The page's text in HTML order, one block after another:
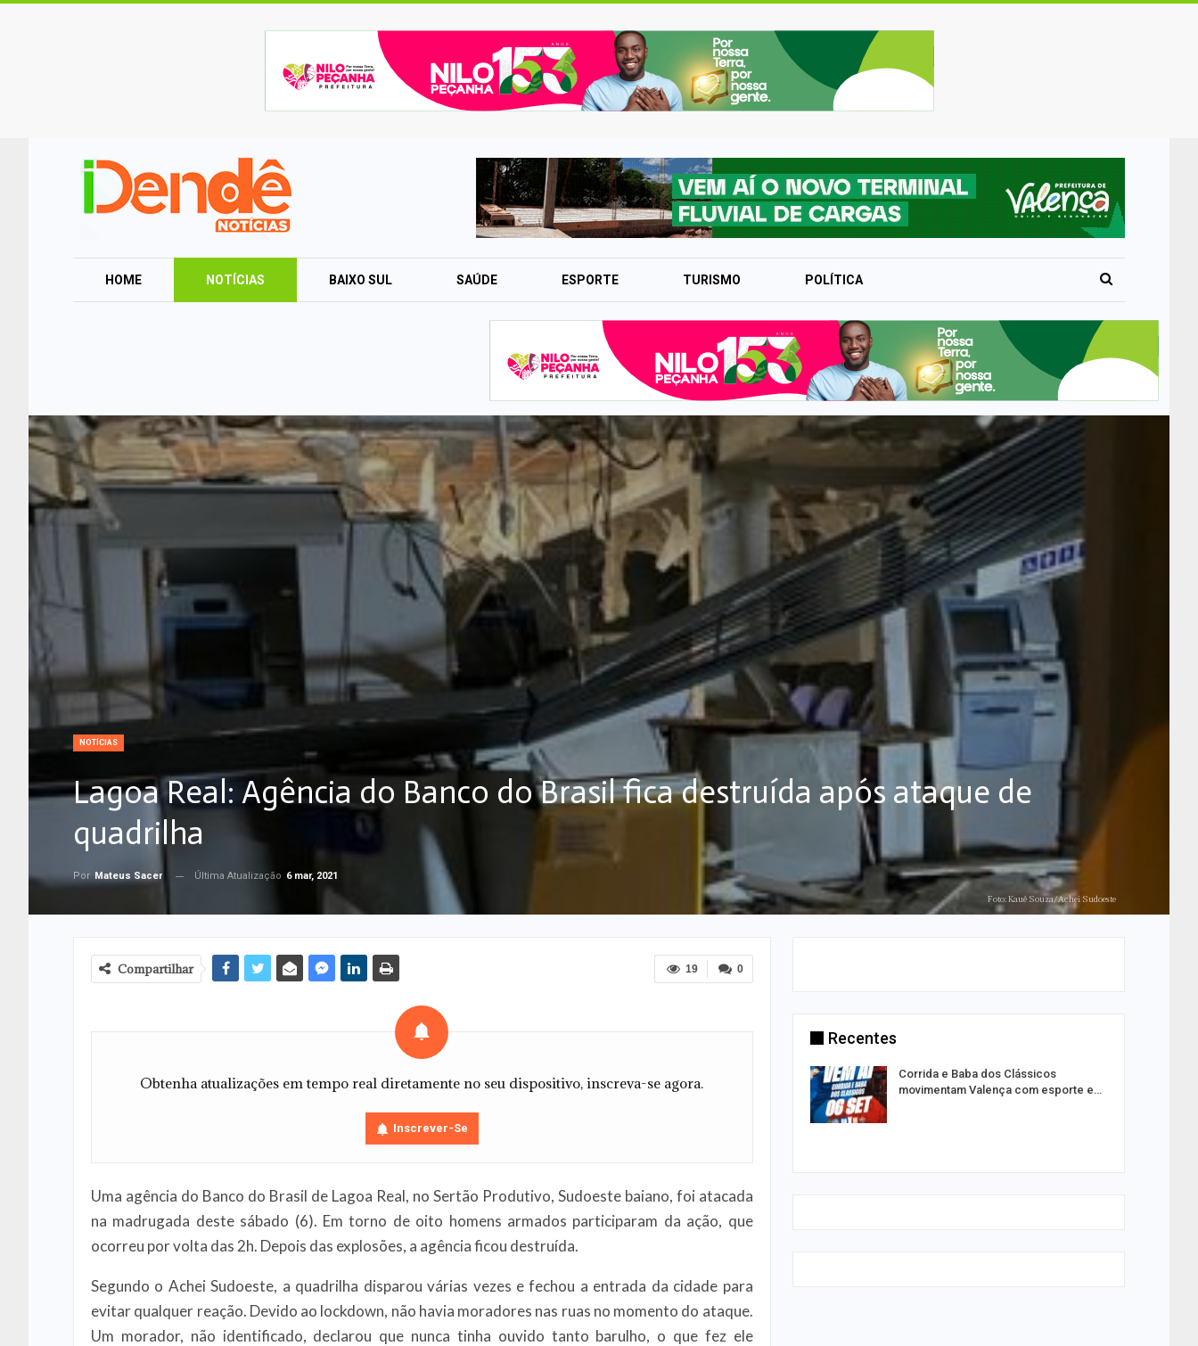
HOME NOTÍCIAS BAIXO SUL SAÚDE ESPORTE TURISMO POLÍTICA
NOTÍCIAS
Lagoa Real: Agência do Banco do Brasil fica destruída após ataque de
quadrilha
Por Mateus Sacer Última Atualização 6 mar, 2021
Foto: Kauê Souza/Achei Sudoeste
0
19
Compartilhar
Obtenha atualizações em tempo real diretamente no seu dispositivo, inscreva-se agora.
Inscrever-Se
Uma agência do Banco do Brasil de Lagoa Real, no Sertão Produtivo, Sudoeste baiano, foi atacada
na madrugada deste sábado (6). Em torno de oito homens armados participaram da ação, que
ocorreu por volta das 2h. Depois das explosões, a agência ficou destruída.
Segundo o Achei Sudoeste, a quadrilha disparou várias vezes e fechou a entrada da cidade para
evitar qualquer reação. Devido ao lockdown, não havia moradores nas ruas no momento do ataque.
Um morador, não identificado, declarou que nunca tinha ouvido tanto barulho, o que fez ele
Recentes
Corrida e Baba dos Clássicos
movimentam Valença com esporte e…